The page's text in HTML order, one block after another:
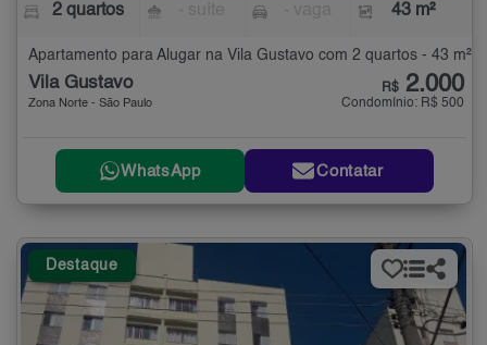
2 quartos 43 m²
Apartamento para Alugar na Vila Gustavo com 2 quartos - 43 m²
Vila Gustavo
Zona Norte - São Paulo
R$ 2.000
Condomínio: R$ 500
WhatsApp Contatar
Destaque